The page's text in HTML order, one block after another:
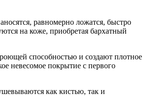
равномерно ложатся, быстро
на коже, приобретая бархатный
способностью и создают плотное
невесомое покрытие с первого
как кистью, так и